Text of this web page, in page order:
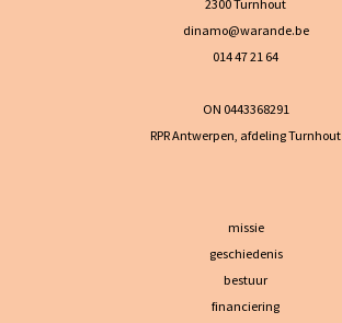
2300 Turnhout
dinamo@warande.be
014 47 21 64
ON 0443368291
RPR Antwerpen, afdeling Turnhout
missie
geschiedenis
bestuur
financiering